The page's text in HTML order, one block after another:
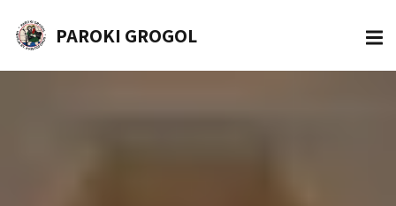
PAROKI GROGOL